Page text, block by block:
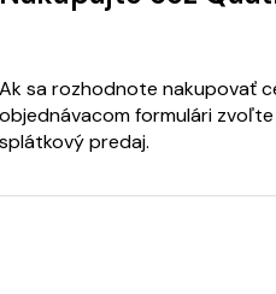
Ak sa rozhodnote nakupovať
objednávacom formulári
splátkový predaj.